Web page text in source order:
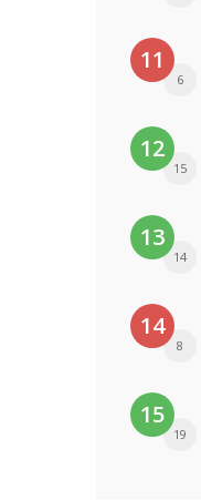
11
6
12
15
13
14
14
8
15
19